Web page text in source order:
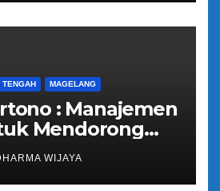
TENGAH MAGELANG
: Manajemen
Mendorong
Baik
WIJAYA